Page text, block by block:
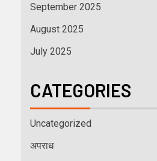
September 2025
August 2025
July 2025
CATEGORIES
Uncategorized
अपराध